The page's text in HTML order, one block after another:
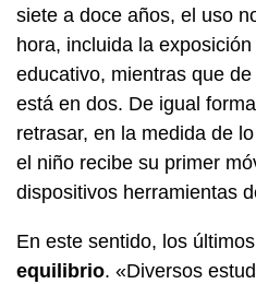
siete a doce años, el uso
hora, incluida la
educativo, mientras que
está en dos. De igual
retrasar, en la medida de
el niño recibe su primer
dispositivos herramientas
En este sentido, los
equilibrio. «Diversos